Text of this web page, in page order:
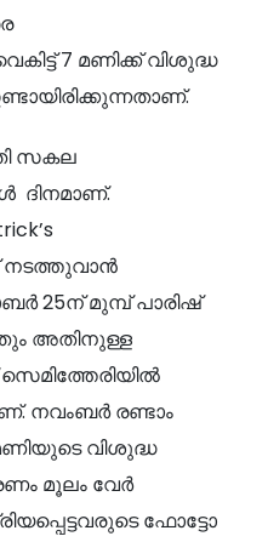
7 മണിക്ക് വിശുദ്ധ
സകല
ദിനമാണ്.
നടത്തുവാൻ
25ന് മുമ്പ് പാരിഷ്
അതിനുള്ള
നവംബർ രണ്ടാം
വിശുദ്ധ
മൂലം വേർ
ഫോട്ടോ